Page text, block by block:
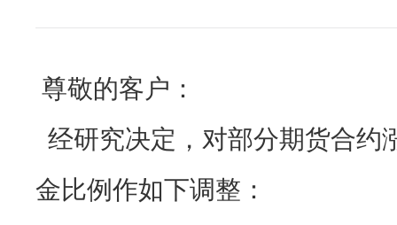
尊敬的客户：
经研究决定，对部分期货合约
金比例作如下调整 ：